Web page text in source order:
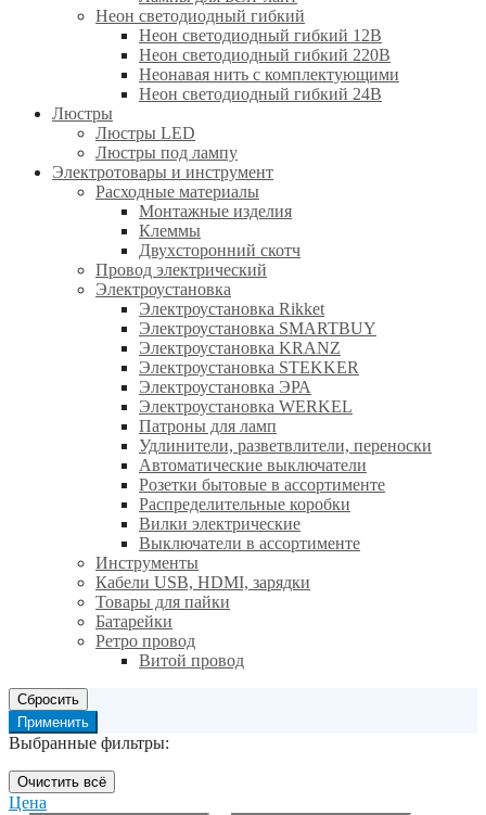
Неон светодиодный гибкий
Неон светодиодный гибкий 12В
Неон светодиодный гибкий 220В
Неонавая нить с комплектующими
Неон светодиодный гибкий 24В
Люстры
Люстры LED
Люстры под лампу
Электротовары и инструмент
Расходные материалы
Монтажные изделия
Клеммы
Двухсторонний скотч
Провод электрический
Электроустановка
Электроустановка Rikket
Электроустановка SMARTBUY
Электроустановка KRANZ
Электроустановка STEKKER
Электроустановка ЭРА
Электроустановка WERKEL
Патроны для ламп
Удлинители, разветвлители, переноски
Автоматические выключатели
Розетки бытовые в ассортименте
Распределительные коробки
Вилки электрические
Выключатели в ассортименте
Инструменты
Кабели USB, HDMI, зарядки
Товары для пайки
Батарейки
Ретро провод
Витой провод
Сбросить
Применить
Выбранные фильтры:
Очистить всё
Цена